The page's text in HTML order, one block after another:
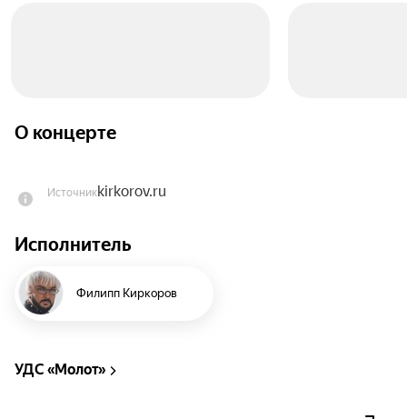
О концерте
Источникkirkorov.ru
Исполнитель
Филипп Киркоров
УДС «Молот»